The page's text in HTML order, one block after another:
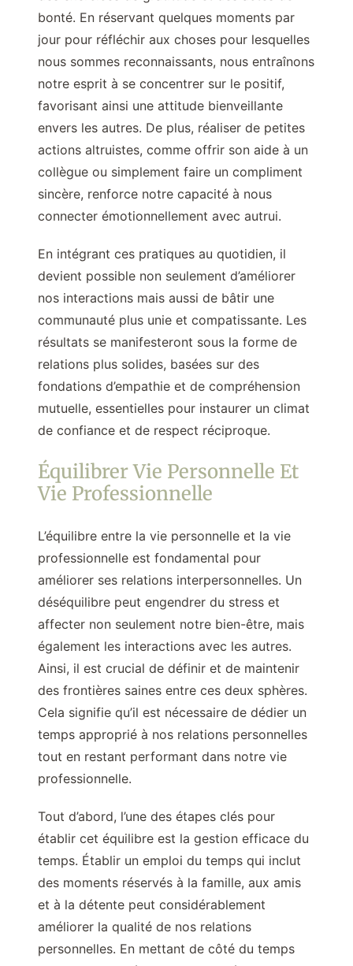
bonté. En réservant quelques moments par
jour pour réfléchir aux choses pour lesquelles
nous sommes reconnaissants, nous entraînons
notre esprit à se concentrer sur le positif,
favorisant ainsi une attitude bienveillante
envers les autres. De plus, réaliser de petites
actions altruistes, comme offrir son aide à un
collègue ou simplement faire un compliment
sincère, renforce notre capacité à nous
connecter émotionnellement avec autrui.
En intégrant ces pratiques au quotidien, il
devient possible non seulement d’améliorer
nos interactions mais aussi de bâtir une
communauté plus unie et compatissante. Les
résultats se manifesteront sous la forme de
relations plus solides, basées sur des
fondations d’empathie et de compréhension
mutuelle, essentielles pour instaurer un climat
de confiance et de respect réciproque.
Équilibrer Vie Personnelle Et
Vie Professionnelle
L’équilibre entre la vie personnelle et la vie
professionnelle est fondamental pour
améliorer ses relations interpersonnelles. Un
déséquilibre peut engendrer du stress et
affecter non seulement notre bien-être, mais
également les interactions avec les autres.
Ainsi, il est crucial de définir et de maintenir
des frontières saines entre ces deux sphères.
Cela signifie qu’il est nécessaire de dédier un
temps approprié à nos relations personnelles
tout en restant performant dans notre vie
professionnelle.
Tout d’abord, l’une des étapes clés pour
établir cet équilibre est la gestion efficace du
temps. Établir un emploi du temps qui inclut
des moments réservés à la famille, aux amis
et à la détente peut considérablement
améliorer la qualité de nos relations
personnelles. En mettant de côté du temps